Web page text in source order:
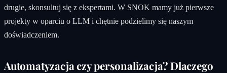
drugie, skonsultuj się z ekspertami. W SNOK mamy już pierwsze
projekty w oparciu o LLM i chętnie podzielimy się naszym
doświadczeniem.
Automatyzacja czy personalizacja? Dlaczego